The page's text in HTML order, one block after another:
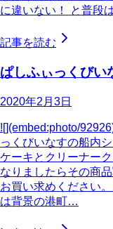
に違いない！ と普段
記事を読む
ぱしふぃっくびい
2020年2月3日
![](embed:photo/
っくびいなすの船内
ケーキとクリーナー
なりましたらその商
お買い求めください
は背景の港町…